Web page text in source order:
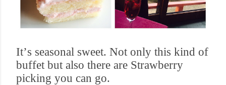
It’s seasonal sweet. Not only this kind of
buffet but also there are Strawberry
picking you can go.